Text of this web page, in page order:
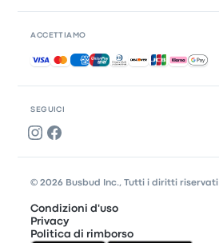
SEGUICI
ACCETTIAMO
Pagamenti accettati
© 2026 Busbud Inc., Tutti i diritti riservati
Condizioni d'uso
Privacy
Politica di rimborso